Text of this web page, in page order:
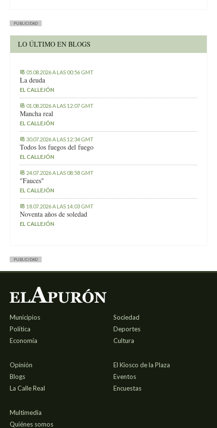
PUBLICIDAD
LO ÚLTIMO EN BLOGS
05.08.2026 A LAS 00:56 GMT
La deuda
EL CALLEJÓN
01.08.2026 A LAS 12:07 GMT
Mancha real
EL CALLEJÓN
30.07.2026 A LAS 12:34 GMT
Todos los fuegos del fuego
EL CALLEJÓN
24.07.2026 A LAS 08:58 GMT
"Fauces"
EL CALLEJÓN
18.07.2026 A LAS 14:03 GMT
Noventa años de soledad
EL CALLEJÓN
PUBLICIDAD
Municipios
Política
Economía
Sociedad
Deportes
Cultura
Opinión
Blogs
La Calle Real
El Kiosco de la Plaza
Eventos
Encuestas
Multimedia
Quiénes somos